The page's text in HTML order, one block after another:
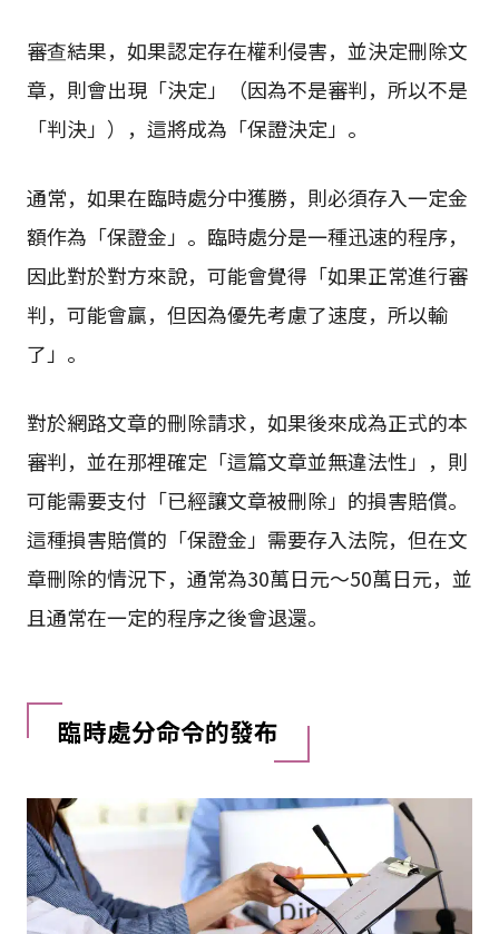
審查結果，如果認定存在權利侵害，並決定刪除文
章，則會出現「決定」（因為不是審判，所以不是
「判決」），這將成為「保證決定」。
通常，如果在臨時處分中獲勝，則必須存入一定金
額作為「保證金」。臨時處分是一種迅速的程序，
因此對於對方來說，可能會覺得「如果正常進行審
判，可能會贏，但因為優先考慮了速度，所以輸
了」。
對於網路文章的刪除請求，如果後來成為正式的本
審判，並在那裡確定「這篇文章並無違法性」，則
可能需要支付「已經讓文章被刪除」的損害賠償。
這種損害賠償的「保證金」需要存入法院，但在文
章刪除的情況下，通常為30萬日元～50萬日元，並
且通常在一定的程序之後會退還。
臨時處分命令的發布